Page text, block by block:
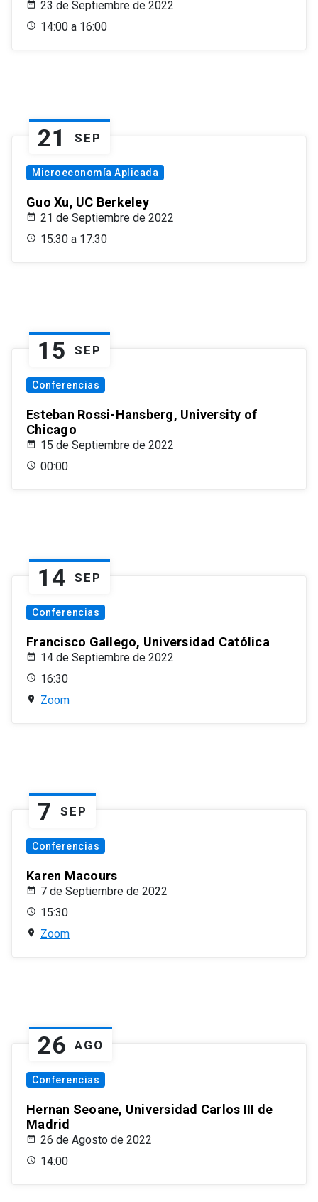
23 de Septiembre de 2022
14:00 a 16:00
21 SEP
Microeconomía Aplicada
Guo Xu, UC Berkeley
21 de Septiembre de 2022
15:30 a 17:30
15 SEP
Conferencias
Esteban Rossi-Hansberg, University of
Chicago
15 de Septiembre de 2022
00:00
14 SEP
Conferencias
Francisco Gallego, Universidad Católica
14 de Septiembre de 2022
16:30
Zoom
7 SEP
Conferencias
Karen Macours
7 de Septiembre de 2022
15:30
Zoom
26 AGO
Conferencias
Hernan Seoane, Universidad Carlos III de
Madrid
26 de Agosto de 2022
14:00